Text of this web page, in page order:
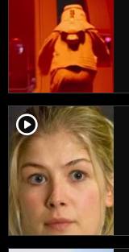
player2